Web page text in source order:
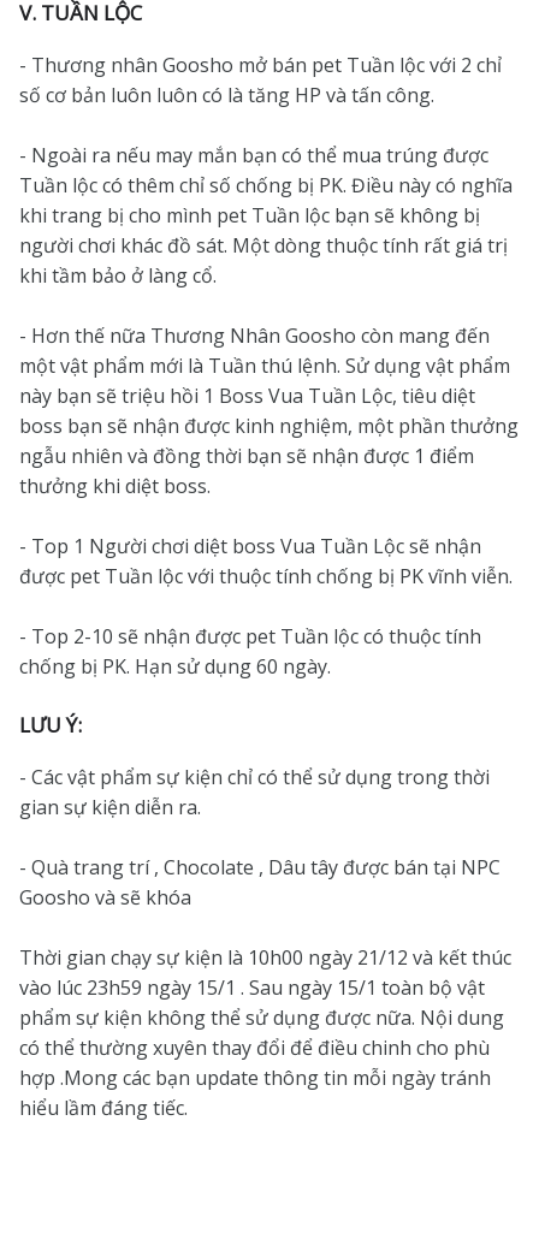
V. TUẦN LỘC
- Thương nhân Goosho mở bán pet Tuần lộc với 2 chỉ
số cơ bản luôn luôn có là tăng HP và tấn công.
- Ngoài ra nếu may mắn bạn có thể mua trúng được
Tuần lộc có thêm chỉ số chống bị PK. Điều này có nghĩa
khi trang bị cho mình pet Tuần lộc bạn sẽ không bị
người chơi khác đồ sát. Một dòng thuộc tính rất giá trị
khi tầm bảo ở làng cổ.
- Hơn thế nữa Thương Nhân Goosho còn mang đến
một vật phẩm mới là Tuần thú lệnh. Sử dụng vật phẩm
này bạn sẽ triệu hồi 1 Boss Vua Tuần Lộc, tiêu diệt
boss bạn sẽ nhận được kinh nghiệm, một phần thưởng
ngẫu nhiên và đồng thời bạn sẽ nhận được 1 điểm
thưởng khi diệt boss.
- Top 1 Người chơi diệt boss Vua Tuần Lộc sẽ nhận
được pet Tuần lộc với thuộc tính chống bị PK vĩnh viễn.
- Top 2-10 sẽ nhận được pet Tuần lộc có thuộc tính
chống bị PK. Hạn sử dụng 60 ngày.
LƯU Ý:
- Các vật phẩm sự kiện chỉ có thể sử dụng trong thời
gian sự kiện diễn ra.
- Quà trang trí , Chocolate , Dâu tây được bán tại NPC
Goosho và sẽ khóa
Thời gian chạy sự kiện là 10h00 ngày 21/12 và kết thúc
vào lúc 23h59 ngày 15/1 . Sau ngày 15/1 toàn bộ vật
phẩm sự kiện không thể sử dụng được nữa. Nội dung
có thể thường xuyên thay đổi để điều chinh cho phù
hợp .Mong các bạn update thông tin mỗi ngày tránh
hiểu lầm đáng tiếc.